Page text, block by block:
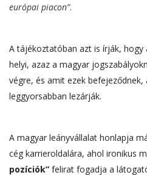
európai piacon”.
A tájékoztatóban azt is írják, hogy
helyi, azaz a magyar
végre, és amit ezek
leggyorsabban lezárják.
A magyar leányvállalat honlapja
cég karrieroldalára, ahol ironikus
pozíciók” felirat fogadja a